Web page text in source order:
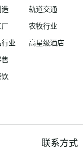
造
业
饮
轨道交通
农牧行业
高星级酒店
联系方式